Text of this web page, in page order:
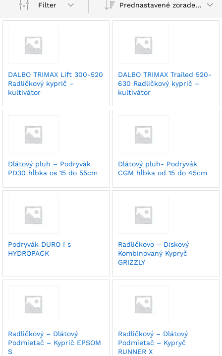
Filter Prednastavené zoradenie
DALBO TRIMAX Lift 300-520
Radličkový kyprič –
kultivátor
DALBO TRIMAX Trailed 520-
630 Radličkový kyprič –
kultivátor
Dlátový pluh – Podryvák
PD30 hĺbka os 15 do 55cm
Dlátový pluh- Podryvák
CGM hĺbka od 15 do 45cm
Podryvák DURO I s
HYDROPACK
Radličkovo – Diskový
Kombinovaný Kypryč
GRIZZLY
Radličkový – Dlátový
Podmietač – Kyprič EPSOM
S
Radličkový – Dlátový
Podmietač – Kypryč
RUNNER X